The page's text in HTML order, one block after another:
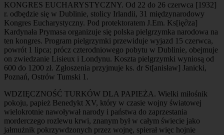
KONGRES EUCHARYSTYCZNY. Od 22 do 26 czerwca [1932]
r. odbędzie się w Dublinie, stolicy Irlandii, 31 międzynarodowy
Kongres Eucharystyczny. Pod protektoratem J.Em. Ks[ię∂za]
Kardynała Prymasa organizuje się polska pielgrzymka narodowa na
ten kongres. Program pielgrzymki przewiduje wyjazd 15 czerwca,
powrót 1 lipca; prócz czterodniowego pobytu w Dublinie, obejmuje
on zwiedzanie Lisieux i Londynu. Koszta pielgrzymki wyniosą od
600 do 1200 zł. Zgłoszenia przyjmuje ks. dr St[anisław] Janicki,
Poznań, Ostrów Tumski 1.
WDZIĘCZNOŚĆ TURKÓW DLA PAPIEŻA. Wielki miłośnik
pokoju, papież Benedykt XV, który w czasie wojny światowej
wielokrotnie nawoływał narody i państwa do zaprzestania
morderczego rozlewu krwi, znanym był w całym świecie jako
jałmużnik pokrzywdzonych przez wojnę, spierał więc hojnie